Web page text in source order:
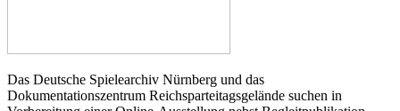
Das Deutsche Spielearchiv Nürnberg und das
Dokumentationszentrum Reichsparteitagsgelände suchen in